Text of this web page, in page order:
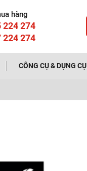
hàng
224 274
224 274
CÔNG CỤ & DỤNG CỤ